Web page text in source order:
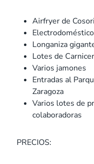
Airfryer de Cosori
Longaniza
Lotes de
Varios jamones
Entradas al
Zaragoza
Varios lotes de
colaboradoras
PRECIOS: